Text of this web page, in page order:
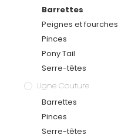
Barrettes
Peignes et fourches
Pinces
Pony Tail
Serre-têtes
Ligne Couture
Barrettes
Pinces
Serre-têtes